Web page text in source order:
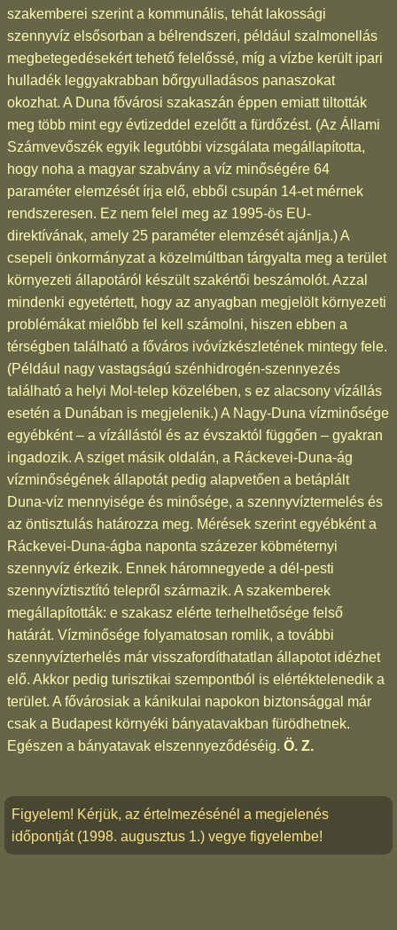
szakemberei szerint a kommunális, tehát lakossági
szennyvíz elsősorban a bélrendszeri, például szalmonellás
megbetegedésekért tehető felelőssé, míg a vízbe került ipari
hulladék leggyakrabban bőrgyulladásos panaszokat
okozhat. A Duna fővárosi szakaszán éppen emiatt tiltották
meg több mint egy évtizeddel ezelőtt a fürdőzést. (Az Állami
Számvevőszék egyik legutóbbi vizsgálata megállapította,
hogy noha a magyar szabvány a víz minőségére 64
paraméter elemzését írja elő, ebből csupán 14-et mérnek
rendszeresen. Ez nem felel meg az 1995-ös EU-
direktívának, amely 25 paraméter elemzését ajánlja.) A
csepeli önkormányzat a közelmúltban tárgyalta meg a terület
környezeti állapotáról készült szakértői beszámolót. Azzal
mindenki egyetértett, hogy az anyagban megjelölt környezeti
problémákat mielőbb fel kell számolni, hiszen ebben a
térségben található a főváros ivóvízkészletének mintegy fele.
(Például nagy vastagságú szénhidrogén-szennyezés
található a helyi Mol-telep közelében, s ez alacsony vízállás
esetén a Dunában is megjelenik.) A Nagy-Duna vízminősége
egyébként – a vízállástól és az évszaktól függően – gyakran
ingadozik. A sziget másik oldalán, a Ráckevei-Duna-ág
vízminőségének állapotát pedig alapvetően a betáplált
Duna-víz mennyisége és minősége, a szennyvíztermelés és
az öntisztulás határozza meg. Mérések szerint egyébként a
Ráckevei-Duna-ágba naponta százezer köbméternyi
szennyvíz érkezik. Ennek háromnegyede a dél-pesti
szennyvíztisztító telepről származik. A szakemberek
megállapították: e szakasz elérte terhelhetősége felső
határát. Vízminősége folyamatosan romlik, a további
szennyvízterhelés már visszafordíthatatlan állapotot idézhet
elő. Akkor pedig turisztikai szempontból is elértéktelenedik a
terület. A fővárosiak a kánikulai napokon biztonsággal már
csak a Budapest környéki bányatavakban fürödhetnek.
Egészen a bányatavak elszennyeződéséig. Ö. Z.
Figyelem! Kérjük, az értelmezésénél a megjelenés
időpontját (1998. augusztus 1.) vegye figyelembe!